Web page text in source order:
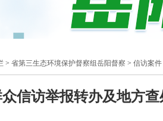
> 省第三生态环境保护督察组岳阳督察 > 信访案件
信访举报转办及地方查